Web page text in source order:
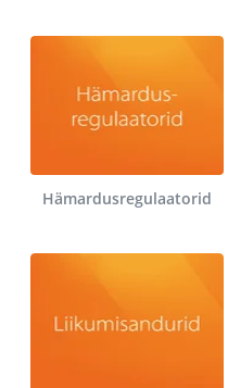
Hämardusregulaatorid